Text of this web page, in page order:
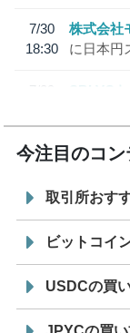
7/30
18:30
株式会社
に日本円
7/29
SBI VC
今注目のコン
取引所おす
ビットコイ
USDCの買